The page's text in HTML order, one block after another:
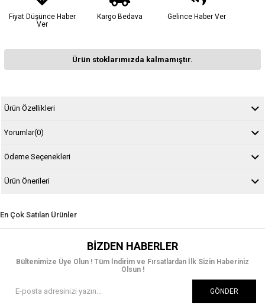
Fiyat Düşünce Haber
Ver
Kargo Bedava Gelince Haber Ver
Ürün stoklarımızda kalmamıştır.
Ürün Özellikleri
Yorumlar(0)
Ödeme Seçenekleri
Ürün Önerileri
En Çok Satılan Ürünler
BIZDEN HABERLER
Bültenimize Üye Olun ! Tüm İndirim ve Fırsatlardan İlk Sizin Haberiniz
Olsun !
GÖNDER